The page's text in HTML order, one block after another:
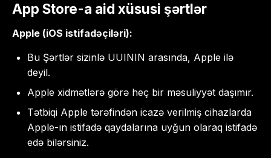
App Store-a aid xüsusi şərtlər
Apple (iOS istifadəçiləri):
Bu Şərtlər sizinlə UUININ arasında, Apple ilə
deyil.
Apple xidmətlərə görə heç bir məsuliyyət daşımır.
Tətbiqi Apple tərəfindən icazə verilmiş cihazlarda
Apple-ın istifadə qaydalarına uyğun olaraq istifadə
edə bilərsiniz.